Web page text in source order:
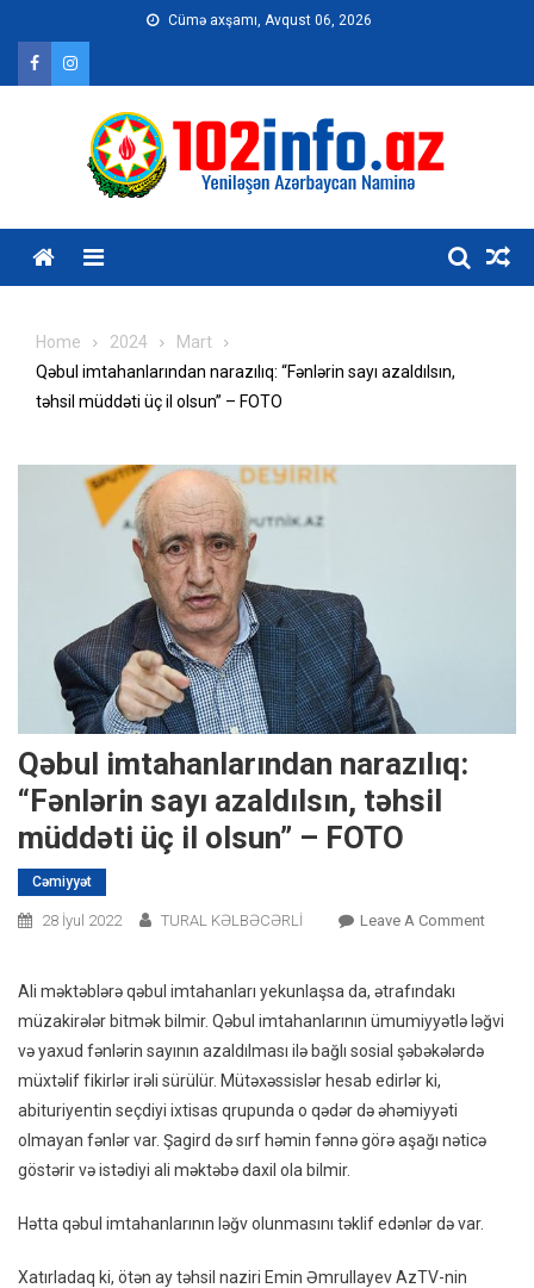
content
Cümə axşamı, Avqust 06, 2026
Home 2024
Mart
Qəbul imtahanlarından narazılıq: “Fənlərin sayı azaldılsın,
təhsil müddəti üç il olsun” – FOTO
Qəbul imtahanlarından narazılıq:
“Fənlərin sayı azaldılsın, təhsil
müddəti üç il olsun” – FOTO
Cəmiyyət
28 İyul 2022 TURAL KƏLBƏCƏRLİ Leave A CommentOn
Ali məktəblərə qəbul imtahanları yekunlaşsa da, ətrafındakı
müzakirələr bitmək bilmir. Qəbul imtahanlarının ümumiyyətlə ləğvi
və yaxud fənlərin sayının azaldılması ilə bağlı sosial şəbəkələrdə
müxtəlif fikirlər irəli sürülür. Mütəxəssislər hesab edirlər ki,
abituriyentin seçdiyi ixtisas qrupunda o qədər də əhəmiyyəti
olmayan fənlər var. Şagird də sırf həmin fənnə görə aşağı nəticə
göstərir və istədiyi ali məktəbə daxil ola bilmir.
Hətta qəbul imtahanlarının ləğv olunmasını təklif edənlər də var.
Xatırladaq ki, ötən ay təhsil naziri Emin Əmrullayev AzTV-nin